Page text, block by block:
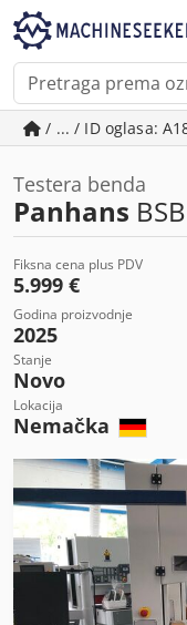
/ ... / ID oglasa:
Testera benda
Panhans
Fiksna cena plus PDV
5.999 €
Godina proizvodnje
2025
Stanje
Novo
Lokacija
Nemačka